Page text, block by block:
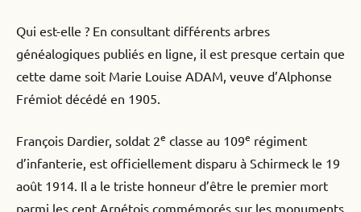
Qui est-elle ? En consultant différents arbres
généalogiques publiés en ligne, il est presque certain que
cette dame soit Marie Louise ADAM, veuve d’Alphonse
Frémiot décédé en 1905.
François Dardier, soldat 2e classe au 109e régiment
d’infanterie, est officiellement disparu à Schirmeck le 19
août 1914. Il a le triste honneur d’être le premier mort
parmi les cent Arnétois commémorés sur les monuments